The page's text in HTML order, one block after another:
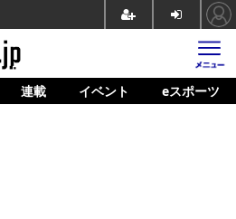
連載 イベント eスポーツ